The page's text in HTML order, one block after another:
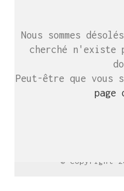
Nous sommes
cherché n'existe
Peut-être que vous
page
C’est
afin de
© Copyright